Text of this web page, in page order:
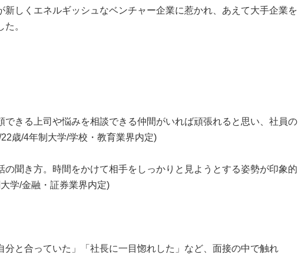
新しくエネルギッシュなベンチャー企業に惹かれ、あえて大手企業を
。
できる上司や悩みを相談できる仲間がいれば頑張れると思い、社員の
歳/4年制大学/学校・教育業界内定)
の聞き方。時間をかけて相手をしっかりと見ようとする姿勢が印象的
学/金融・証券業界内定)
分と合っていた」「社長に一目惚れした」など、面接の中で触れ